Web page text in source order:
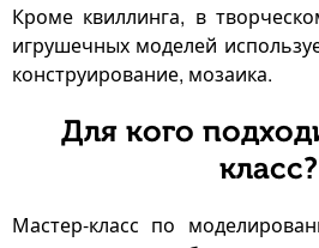
Кроме квиллинга, в
игрушечных моделей
конструирование, мозаика.
Для кого
класс?
Мастер-класс по